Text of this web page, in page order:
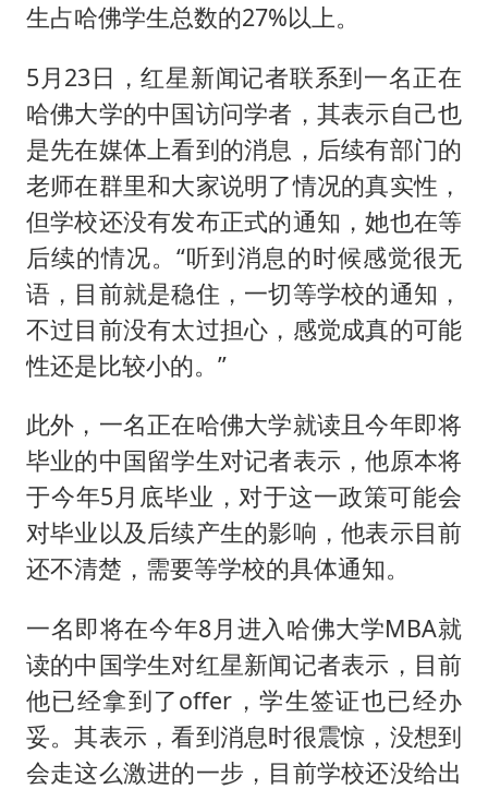
生占哈佛学生总数的27%以上。
5月23日，红星新闻记者联系到一名正在
哈佛大学的中国访问学者，其表示自己也
是先在媒体上看到的消息，后续有部门的
老师在群里和大家说明了情况的真实性，
但学校还没有发布正式的通知，她也在等
后续的情况。“听到消息的时候感觉很无
语，目前就是稳住，一切等学校的通知，
不过目前没有太过担心，感觉成真的可能
性还是比较小的。”
此外，一名正在哈佛大学就读且今年即将
毕业的中国留学生对记者表示，他原本将
于今年5月底毕业，对于这一政策可能会
对毕业以及后续产生的影响，他表示目前
还不清楚，需要等学校的具体通知。
一名即将在今年8月进入哈佛大学MBA就
读的中国学生对红星新闻记者表示，目前
他已经拿到了offer，学生签证也已经办
妥。其表示，看到消息时很震惊，没想到
会走这么激进的一步，目前学校还没给出